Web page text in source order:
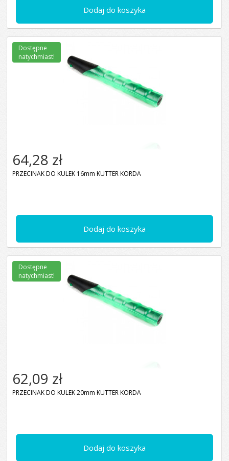
Dodaj do koszyka
Dodaj do koszyka
64,28 zł
PRZECINAK DO KULEK 16mm KUTTER KORDA
Dostępne
natychmiast!
Dodaj do koszyka
62,09 zł
PRZECINAK DO KULEK 20mm KUTTER KORDA
Dostępne
natychmiast!